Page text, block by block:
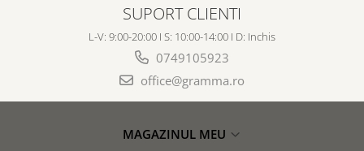
SUPORT CLIENTI
L-V: 9:00-20:00 I S: 10:00-14:00 I D: Inchis
0749105923
office@gramma.ro
MAGAZINUL MEU